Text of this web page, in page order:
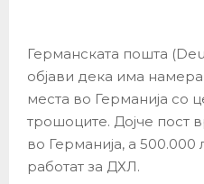
Германската пошта
објави дека има
места во Германија со
трошоците. Дојче пост
во Германија, а
работат за ДХЛ.